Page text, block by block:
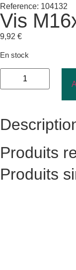
Reference: 104132
Vis
9,92 €
En stock
Produits
Produits